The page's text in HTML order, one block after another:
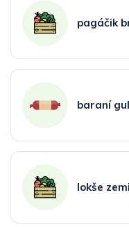
pagáčik
baraní
lokše